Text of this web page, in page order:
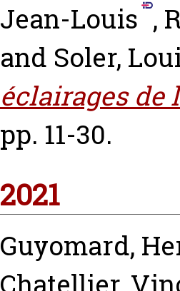
Jean-Louis ,
and Soler,
éclairages de
pp. 11-30.
2021
Guyomard,